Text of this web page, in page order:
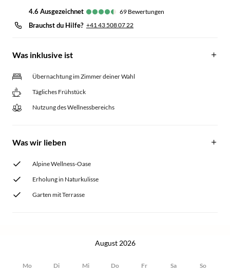
4.6
ausgezeichnet 69 Bewertungen
Brauchst du Hilfe? +41 43 508 07 22
Was inklusive ist
Übernachtung im Zimmer deiner Wahl
Tägliches Frühstück
Nutzung des Wellnessbereichs
Was wir lieben
Alpine Wellness-Oase
Erholung in Naturkulisse
Garten mit Terrasse
August 2026
Mo Di Mi Do Fr Sa So